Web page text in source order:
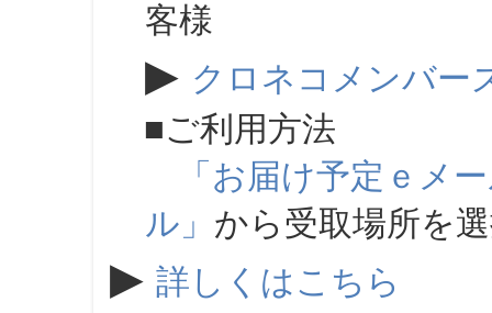
客様
▶ クロネコメンバー
■ご利用方法
「お届け予定ｅメ
ル」 から受取場所を
▶ 詳しくはこちら